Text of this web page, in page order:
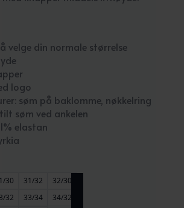
velge din normale størrelse
logo
søm på baklomme, nøkkelring
søm ved ankelen
elastan
30 31/32
32/30
32 33/34
34/32